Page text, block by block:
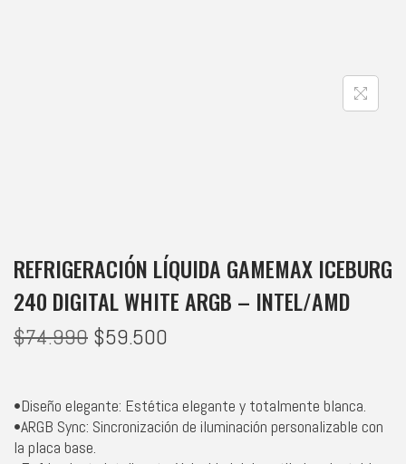
REFRIGERACIÓN LÍQUIDA GAMEMAX ICEBURG
240 DIGITAL WHITE ARGB – INTEL/AMD
$74.990 $59.500
•Diseño elegante: Estética elegante y totalmente blanca.
•ARGB Sync: Sincronización de iluminación personalizable con
la placa base.